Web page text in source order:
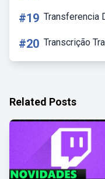
#19 Transferencia
#20 Transcrição
Related Posts